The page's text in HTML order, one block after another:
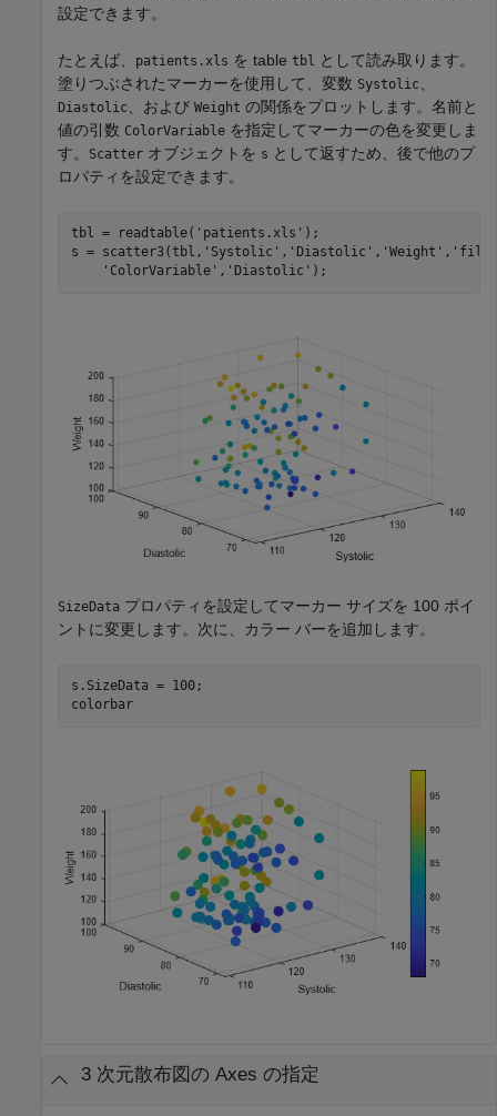
設定できます。
たとえば、 patients.xls を table tbl
として読み取ります。
塗りつぶされたマーカーを使用して、変数 Systolic
Diastolic 、および Weight の関係をプロットします。名前と
値の引数 ColorVariable を指定してマーカーの色を変更しま
す。
Scatter オブジェクトを s として返すため、後で他のプ
ロパティを設定できます。
tbl = readtable( 'patients.xls' );
s = scatter3(tbl, 'Systolic' , 'Diastolic' , 'Weight' ,
'ColorVariable' , 'Diastolic' );
SizeData プロパティを設定してマーカー サイズを 100 ポイ
ントに変更します。次に、カラー バーを追加します。
s.SizeData = 100;
colorbar
3 次元散布図の Axes の指定